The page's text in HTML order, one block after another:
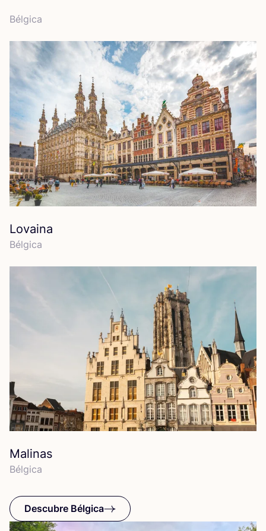
Bél­gi­ca
Lovaina
Bél­gi­ca
Malinas
Bél­gi­ca
Descubre Bélgica